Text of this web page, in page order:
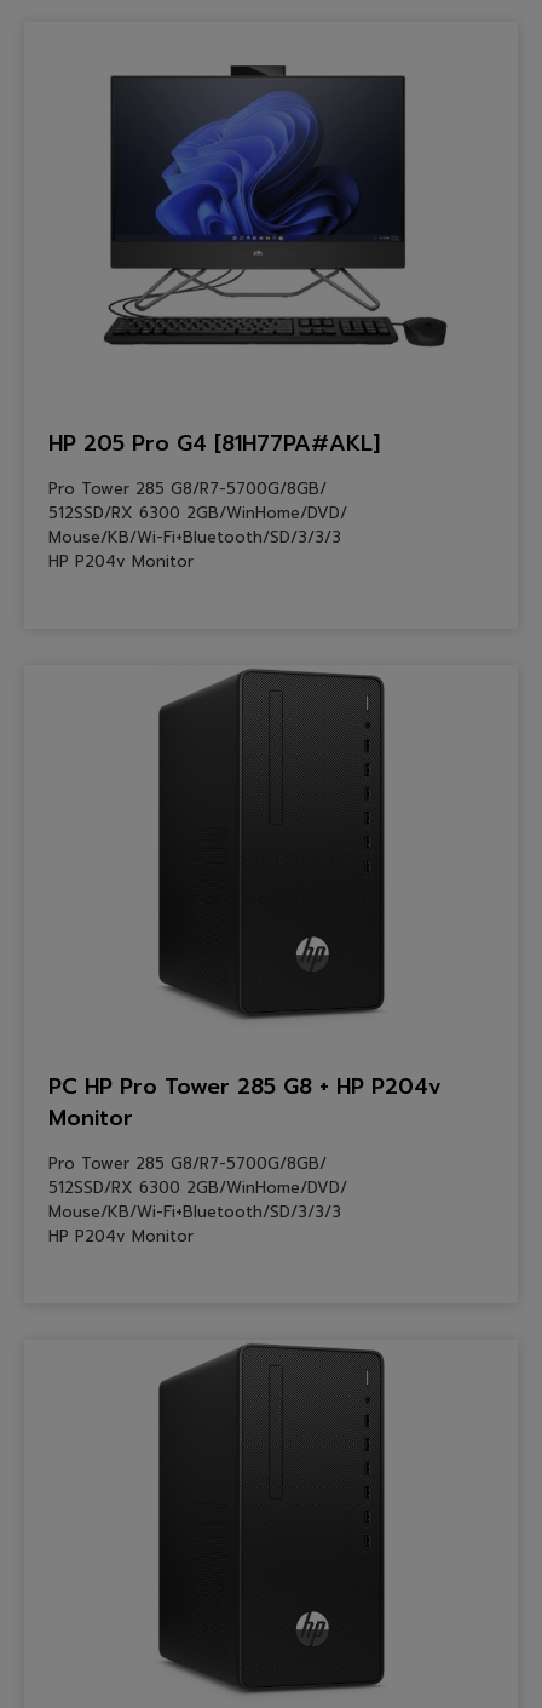
HP 205 Pro G4 [81H77PA#AKL]
Pro Tower 285 G8/R7-5700G/8GB/
512SSD/RX 6300 2GB/WinHome/DVD/
Mouse/KB/Wi-Fi+Bluetooth/SD/3/3/3
HP P204v Monitor
PC HP Pro Tower 285 G8 + HP P204v
Monitor
Pro Tower 285 G8/R7-5700G/8GB/
512SSD/RX 6300 2GB/WinHome/DVD/
Mouse/KB/Wi-Fi+Bluetooth/SD/3/3/3
HP P204v Monitor